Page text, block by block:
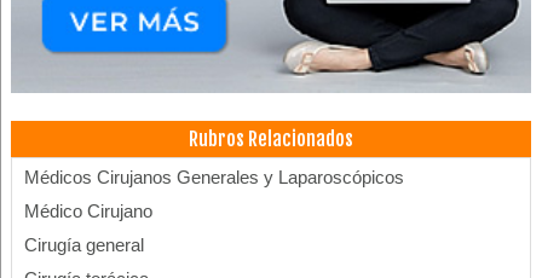
Rubros Relacionados
Médicos Cirujanos Generales y Laparoscópicos
Médico Cirujano
Cirugía general